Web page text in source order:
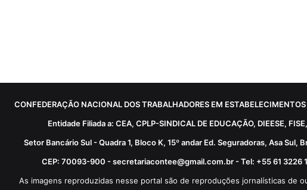
CONFEDERAÇÃO NACIONAL DOS TRABALHADORES EM
Entidade Filiada a: CEA, CPLP-SINDICAL DE EDUCAÇÃO, DIEESE,
Setor Bancário Sul - Quadra 1, Bloco K, 15º andar Ed. Seguradoras, Asa Sul,
CEP: 70093-900 - secretariacontee@gmail.com.br - Tel: +55 61 3226
As imagens reproduzidas nesse portal são de reproduções jornalísticas de